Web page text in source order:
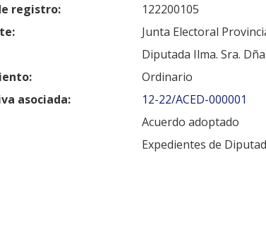
registro:
122200105
Junta Electoral
Diputada Ilma. Sra.
Ordinario
asociada:
12-22/ACED-000001
Acuerdo adoptado
Expedientes de